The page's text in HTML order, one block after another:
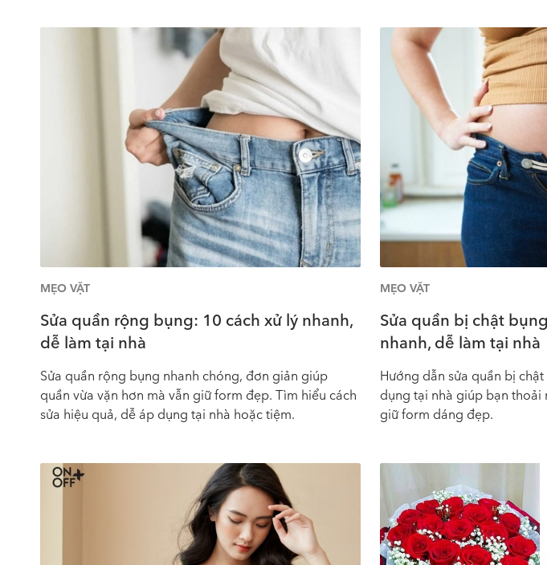
MẸO VẶT
Sửa quần rộng bụng: 10 cách xử lý nhanh,
dễ làm tại nhà
Sửa quần rộng bụng nhanh chóng, đơn giản giúp
quần vừa vặn hơn mà vẫn giữ form đẹp. Tìm hiểu cách
sửa hiệu quả, dễ áp dụng tại nhà hoặc tiệm.
MẸO VẶT
Sửa quần bị chật
nhanh, dễ làm tại nhà
Hướng dẫn sửa quần bị
dụng tại nhà giúp bạn thoải
giữ form dáng đẹp.